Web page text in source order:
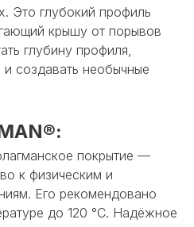
Это глубокий профиль
крышу от порывов
глубину профиля,
создавать необычные
покрытие —
к физическим и
Его рекомендовано
до 120 °С. Надёжное